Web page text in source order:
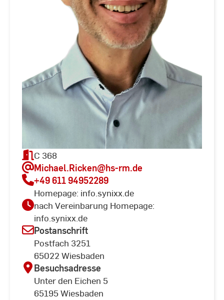
C 368
Michael.Ricken@hs-rm.de
+49 611 94952289
Homepage: info.synixx.de
nach Vereinbarung Homepage:
info.synixx.de
Postanschrift
Postfach 3251
65022 Wiesbaden
Besuchsadresse
Unter den Eichen 5
65195 Wiesbaden